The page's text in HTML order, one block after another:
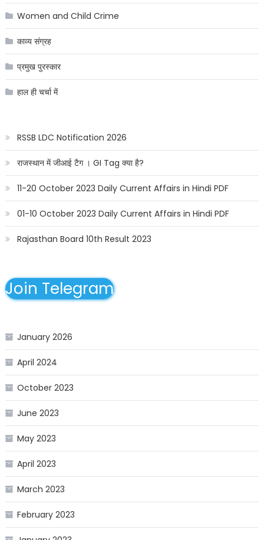
Women and Child Crime
काव्य संग्रह
प्रमुख पुरस्कार
हाल ही चर्चा में
RSSB LDC Notification 2026
राजस्थान में जीआई टैग । GI Tag क्या है?
11-20 October 2023 Daily Current Affairs in Hindi PDF
01-10 October 2023 Daily Current Affairs in Hindi PDF
Rajasthan Board 10th Result 2023
Join Telegram
January 2026
April 2024
October 2023
June 2023
May 2023
April 2023
March 2023
February 2023